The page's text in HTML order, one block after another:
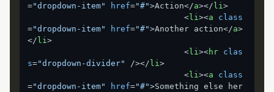
="dropdown-item" href="#">Action</a></ li >
<li ><a
class
="dropdown-item" href="#">Another action</a>
</ li >
<li ><hr
clas
s="dropdown-divider" /></ li >
<li ><a
class
="dropdown-item" href="#">Something else her